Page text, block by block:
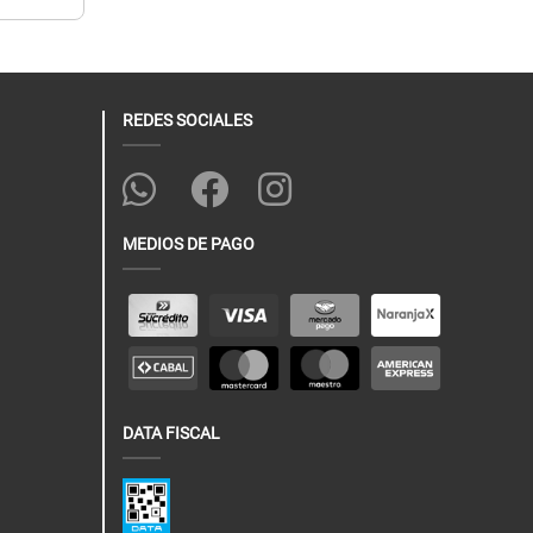
REDES SOCIALES
MEDIOS DE PAGO
DATA FISCAL